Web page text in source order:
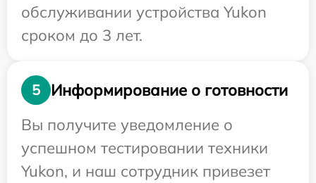
обслуживании устройства Yukon
сроком до 3 лет.
5
Информирование о готовности
Вы получите уведомление о
успешном тестировании техники
Yukon, и наш сотрудник привезет